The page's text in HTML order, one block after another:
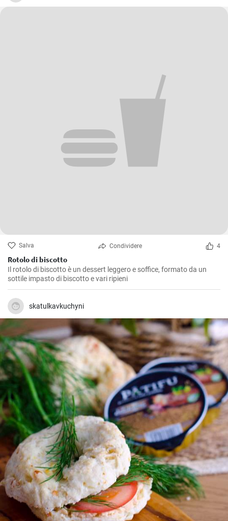
Salva Condividere 4
Rotolo di biscotto
Il rotolo di biscotto è un dessert leggero e soffice, formato da un
sottile impasto di biscotto e vari ripieni
skatulkavkuchyni